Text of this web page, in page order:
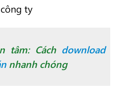
tâm: Cách download
nhanh chóng